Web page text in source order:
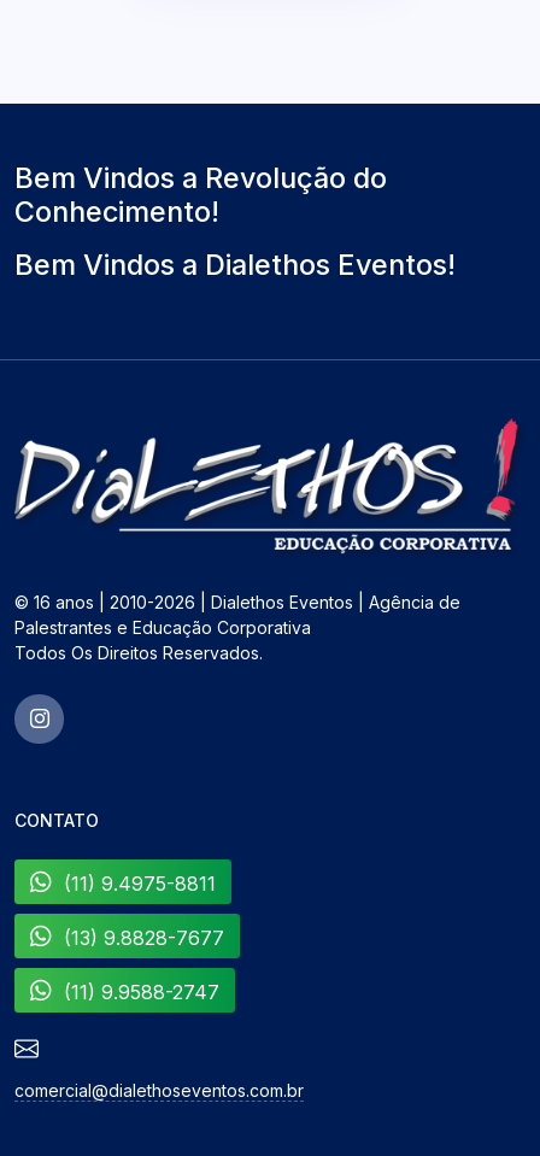
Bem Vindos a Revolução do
Conhecimento!
Bem Vindos a Dialethos Eventos!
© 16 anos | 2010-2026 | Dialethos Eventos | Agência de
Palestrantes e Educação Corporativa
Todos Os Direitos Reservados.
CONTATO
(11) 9.4975-8811
(13) 9.8828-7677
(11) 9.9588-2747
comercial@dialethoseventos.com.br